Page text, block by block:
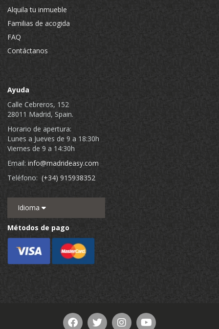
Alquila tu inmueble
Familias de acogida
FAQ
Contáctanos
Ayuda
Calle Cebreros, 152
28011 Madrid, Spain.
Horario de apertura:
Lunes a Jueves de 9 a 18:30h
Viernes de 9 a 14:30h
Email: info@madrideasy.com
Teléfono: (+34) 915938352
Idioma
Métodos de pago